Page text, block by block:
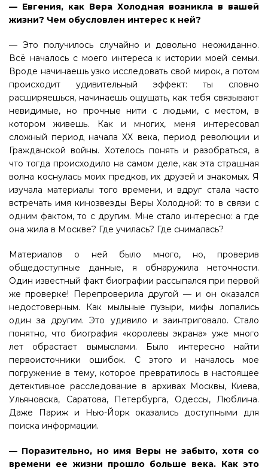
— Евгения, как Вера Холодная возникла в вашей
жизни? Чем обусловлен интерес к ней?
— Это получилось случайно и довольно неожиданно.
Всё началось с моего интереса к истории моей семьи.
Вроде начинаешь узко исследовать свой мирок, а потом
происходит удивительный эффект: ты словно
расширяешься, начинаешь ощущать, как тебя связывают
невидимые, но прочные нити с людьми, с местом, в
котором живешь. Как и многих, меня интересовал
сложный период начала XX века, период революции и
Гражданской войны. Хотелось понять и разобраться, а
что тогда происходило на самом деле, как эта страшная
волна коснулась моих предков, их друзей и знакомых. Я
изучала материалы того времени, и вдруг стала часто
встречать имя кинозвезды Веры Холодной: то в связи с
одним фактом, то с другим. Мне стало интересно: а где
она жила в Москве? Где училась? Где снималась?
Материалов о ней было много, но, проверив
общедоступные данные, я обнаружила неточности.
Один известный факт биографии рассыпался при первой
же проверке! Перепроверила другой — и он оказался
недостоверным. Как мыльные пузыри, мифы лопались
один за другим. Это удивило и заинтриговало. Стало
понятно, что биография «королевы экрана» уже много
лет обрастает вымыслами. Было интересно найти
первоисточники ошибок. С этого и началось мое
погружение в тему, которое превратилось в настоящее
детективное расследование в архивах Москвы, Киева,
Ульяновска, Саратова, Петербурга, Одессы, Люблина.
Даже Париж и Нью-Йорк оказались доступными для
поиска информации.
— Поразительно, но имя Веры не забыто, хотя со
времени ее жизни прошло больше века. Как это